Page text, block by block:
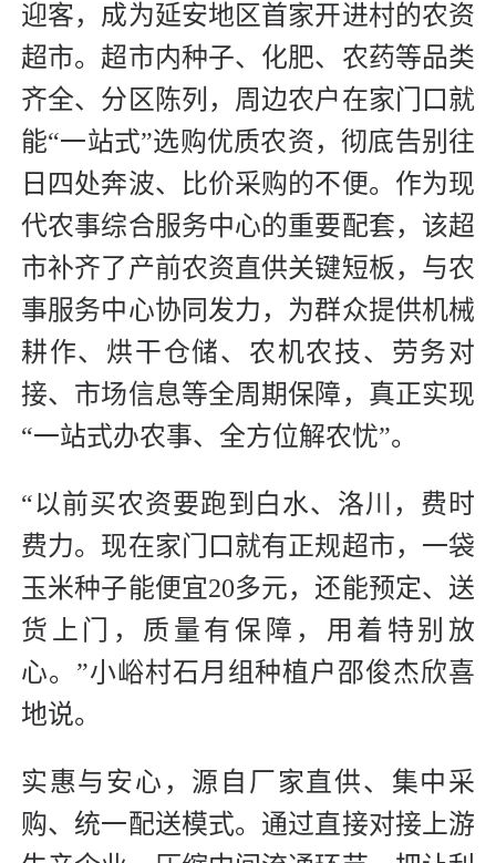
迎客，成为延安地区首家开进村的农资
超市。超市内种子、化肥、农药等品类
齐全、分区陈列，周边农户在家门口就
能“一站式”选购优质农资，彻底告别往
日四处奔波、比价采购的不便。作为现
代农事综合服务中心的重要配套，该超
市补齐了产前农资直供关键短板，与农
事服务中心协同发力，为群众提供机械
耕作、烘干仓储、农机农技、劳务对
接、市场信息等全周期保障，真正实现
“一站式办农事、全方位解农忧”。
“以前买农资要跑到白水、洛川，费时
费力。现在家门口就有正规超市，一袋
玉米种子能便宜20多元，还能预定、送
货上门，质量有保障，用着特别放
心。”小峪村石月组种植户邵俊杰欣喜
地说。
实惠与安心，源自厂家直供、集中采
购、统一配送模式。通过直接对接上游